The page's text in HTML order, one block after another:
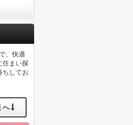
、快適
住まい探
ちしてお
へ